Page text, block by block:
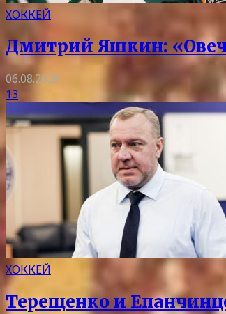
ХОККЕЙ
Дмитрий Яшкин:
06.08.2026
13
ХОККЕЙ
Терещенко и